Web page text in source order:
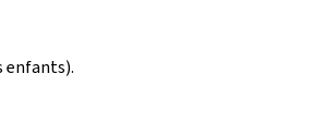
enfants).